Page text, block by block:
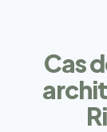
Cas